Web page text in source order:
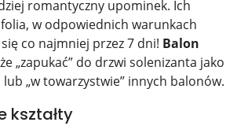
romantyczny upominek. Ich
folia, w odpowiednich warunkach
co najmniej przez 7 dni! Balon
„zapukać” do drzwi solenizanta jako
„w towarzystwie” innych balonów.
kształty